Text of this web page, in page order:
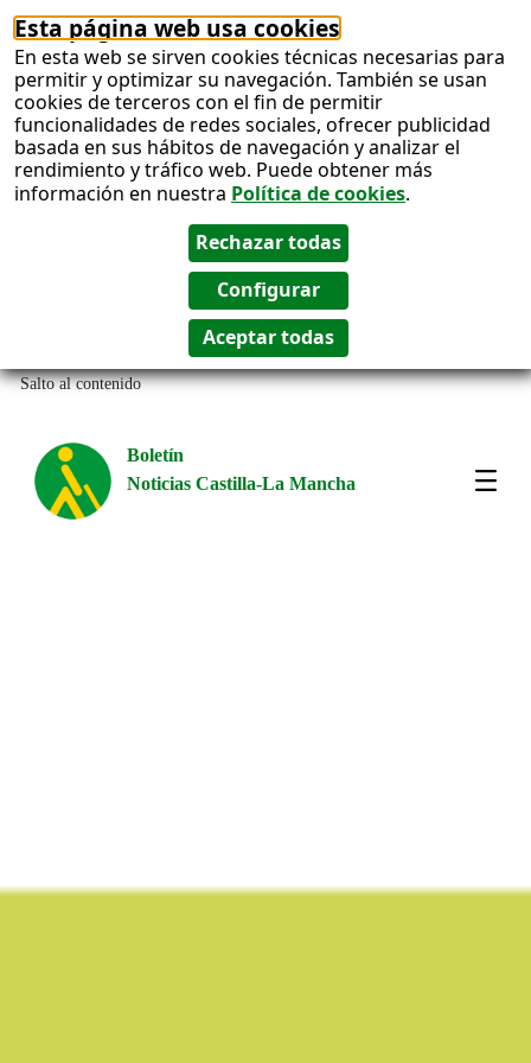
Esta página web usa cookies
En esta web se sirven cookies técnicas necesarias para
permitir y optimizar su navegación. También se usan
cookies de terceros con el fin de permitir
funcionalidades de redes sociales, ofrecer publicidad
basada en sus hábitos de navegación y analizar el
rendimiento y tráfico web. Puede obtener más
información en nuestra Política de cookies.
Salto al contenido
Boletín
Noticias Castilla-La Mancha